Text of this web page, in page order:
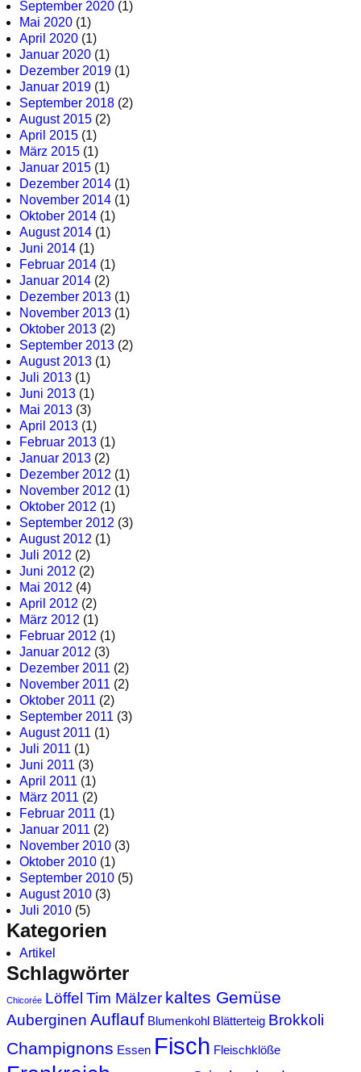
September 2020 (1)
Mai 2020 (1)
April 2020 (1)
Januar 2020 (1)
Dezember 2019 (1)
Januar 2019 (1)
September 2018 (2)
August 2015 (2)
April 2015 (1)
März 2015 (1)
Januar 2015 (1)
Dezember 2014 (1)
November 2014 (1)
Oktober 2014 (1)
August 2014 (1)
Juni 2014 (1)
Februar 2014 (1)
Januar 2014 (2)
Dezember 2013 (1)
November 2013 (1)
Oktober 2013 (2)
September 2013 (2)
August 2013 (1)
Juli 2013 (1)
Juni 2013 (1)
Mai 2013 (3)
April 2013 (1)
Februar 2013 (1)
Januar 2013 (2)
Dezember 2012 (1)
November 2012 (1)
Oktober 2012 (1)
September 2012 (3)
August 2012 (1)
Juli 2012 (2)
Juni 2012 (2)
Mai 2012 (4)
April 2012 (2)
März 2012 (1)
Februar 2012 (1)
Januar 2012 (3)
Dezember 2011 (2)
November 2011 (2)
Oktober 2011 (2)
September 2011 (3)
August 2011 (1)
Juli 2011 (1)
Juni 2011 (3)
April 2011 (1)
März 2011 (2)
Februar 2011 (1)
Januar 2011 (2)
November 2010 (3)
Oktober 2010 (1)
September 2010 (5)
August 2010 (3)
Juli 2010 (5)
Kategorien
Artikel
Schlagwörter
Chicorée Löffel Tim Mälzer kaltes Gemüse
Auberginen Auflauf Blumenkohl Blätterteig Brokkoli
Champignons Essen Fisch Fleischklöße